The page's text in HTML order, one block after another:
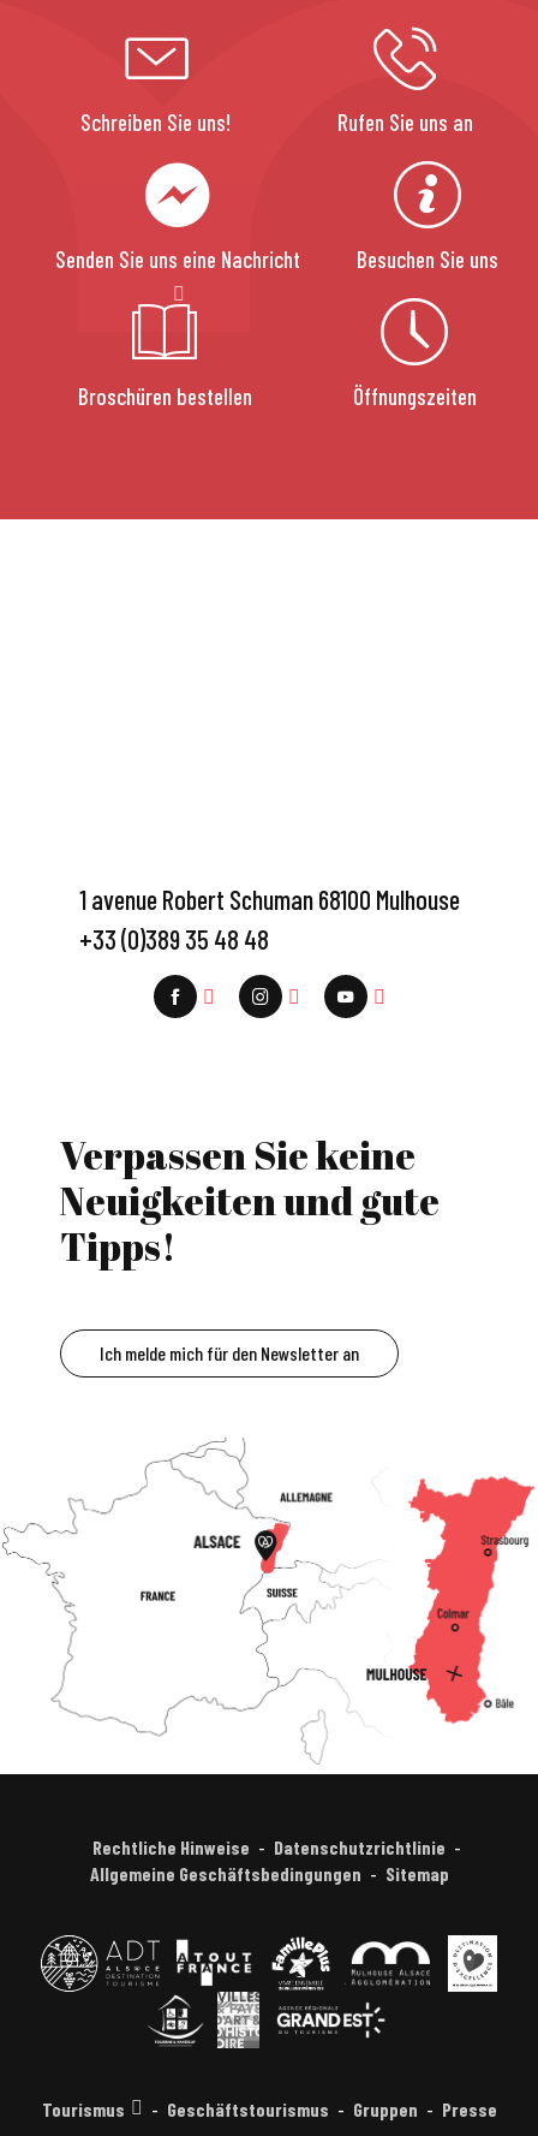
Schreiben Sie uns! Rufen Sie uns an
Senden Sie uns eine Nachricht Besuchen Sie uns
Broschüren bestellen Öffnungszeiten
1 avenue Robert Schuman 68100 Mulhouse
+33 (0)389 35 48 48
Verpassen Sie keine
Neuigkeiten und gute
Tipps!
Ich melde mich für den Newsletter an
Rechtliche Hinweise
Datenschutzrichtlinie
Allgemeine Geschäftsbedingungen
Sitemap
Tourismus Geschäftstourismus Gruppen Presse